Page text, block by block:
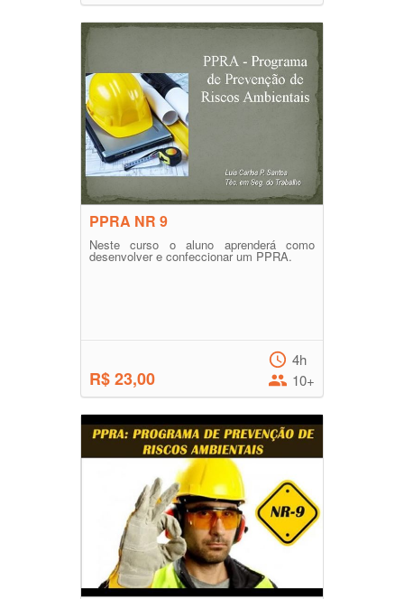
PPRA NR 9
Neste curso o aluno aprenderá como
desenvolver e confeccionar um PPRA.
R$ 23,00
4h
10+